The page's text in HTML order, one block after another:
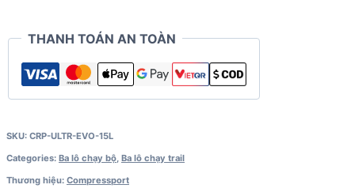
bình
quantity
THANH TOÁN AN TOÀN
SKU: CRP-ULTR-EVO-15L
Categories: Ba lô chạy bộ, Ba lô chạy trail
Thương hiệu: Compressport